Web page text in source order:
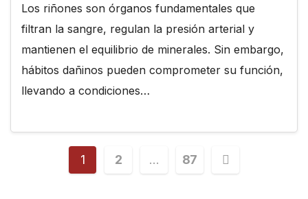
Los riñones son órganos fundamentales que
filtran la sangre, regulan la presión arterial y
mantienen el equilibrio de minerales. Sin embargo,
hábitos dañinos pueden comprometer su función,
llevando a condiciones…
1 2 … 87